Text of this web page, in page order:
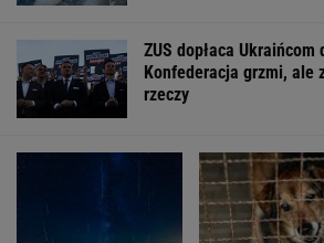
ZUS dopłaca Ukraińcom
Konfederacja grzmi, ale
rzeczy